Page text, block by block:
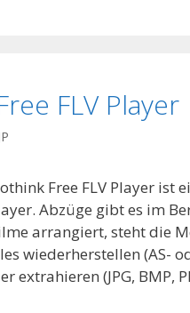
FLV Player
Free FLV Player
Abzüge gibt es im
arrangiert, steht die
wiederherstellen (AS-
extrahieren (JPG, BMP,